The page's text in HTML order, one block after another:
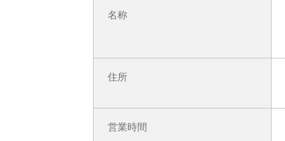
名称
住所
営業時間